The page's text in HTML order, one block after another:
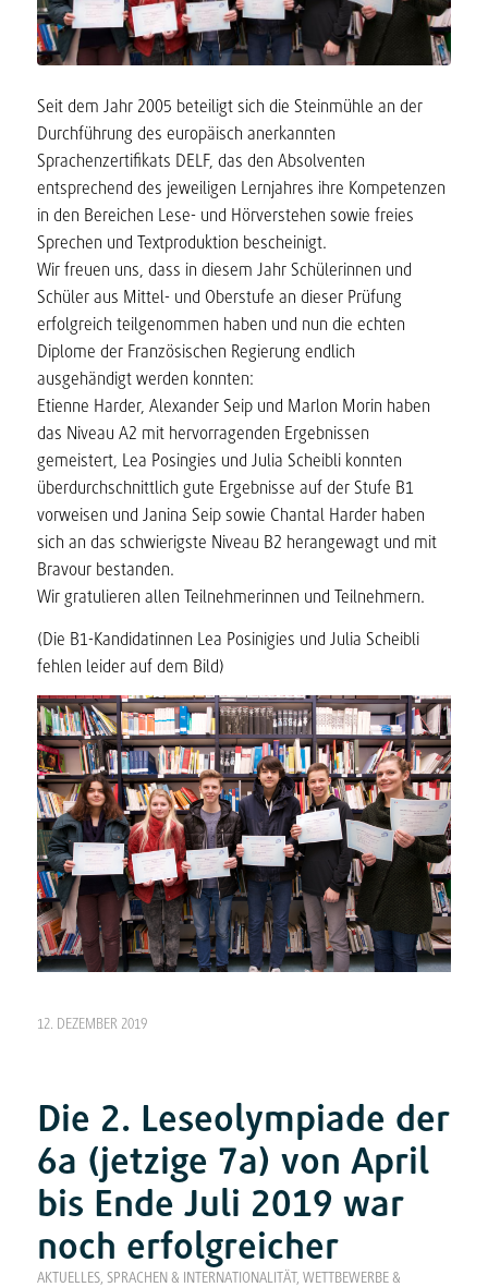
Seit dem Jahr 2005 beteiligt sich die Steinmühle an der
Durchführung des europäisch anerkannten
Sprachenzertifikats DELF, das den Absolventen
entsprechend des jeweiligen Lernjahres ihre Kompetenzen
in den Bereichen Lese- und Hörverstehen sowie freies
Sprechen und Textproduktion bescheinigt.
Wir freuen uns, dass in diesem Jahr Schülerinnen und
Schüler aus Mittel- und Oberstufe an dieser Prüfung
erfolgreich teilgenommen haben und nun die echten
Diplome der Französischen Regierung endlich
ausgehändigt werden konnten:
Etienne Harder, Alexander Seip und Marlon Morin haben
das Niveau A2 mit hervorragenden Ergebnissen
gemeistert, Lea Posingies und Julia Scheibli konnten
überdurchschnittlich gute Ergebnisse auf der Stufe B1
vorweisen und Janina Seip sowie Chantal Harder haben
sich an das schwierigste Niveau B2 herangewagt und mit
Bravour bestanden.
Wir gratulieren allen Teilnehmerinnen und Teilnehmern.
(Die B1-Kandidatinnen Lea Posinigies und Julia Scheibli
fehlen leider auf dem Bild)
12. DEZEMBER 2019
Die 2. Leseolympiade der
6a (jetzige 7a) von April
bis Ende Juli 2019 war
noch erfolgreicher
AKTUELLES, SPRACHEN & INTERNATIONALITÄT, WETTBEWERBE &